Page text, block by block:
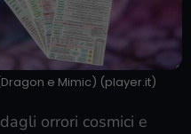
e Mimic) (player.it)
orrori cosmici e